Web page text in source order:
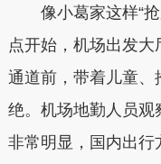
像小葛家这样“抢
点开始，机场出发
通道前，带着儿童、
绝。机场地勤人员观
非常明显，国内出行